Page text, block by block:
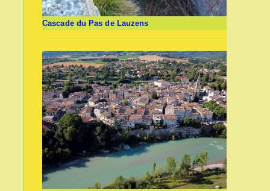
Cascade du Pas de Lauzens